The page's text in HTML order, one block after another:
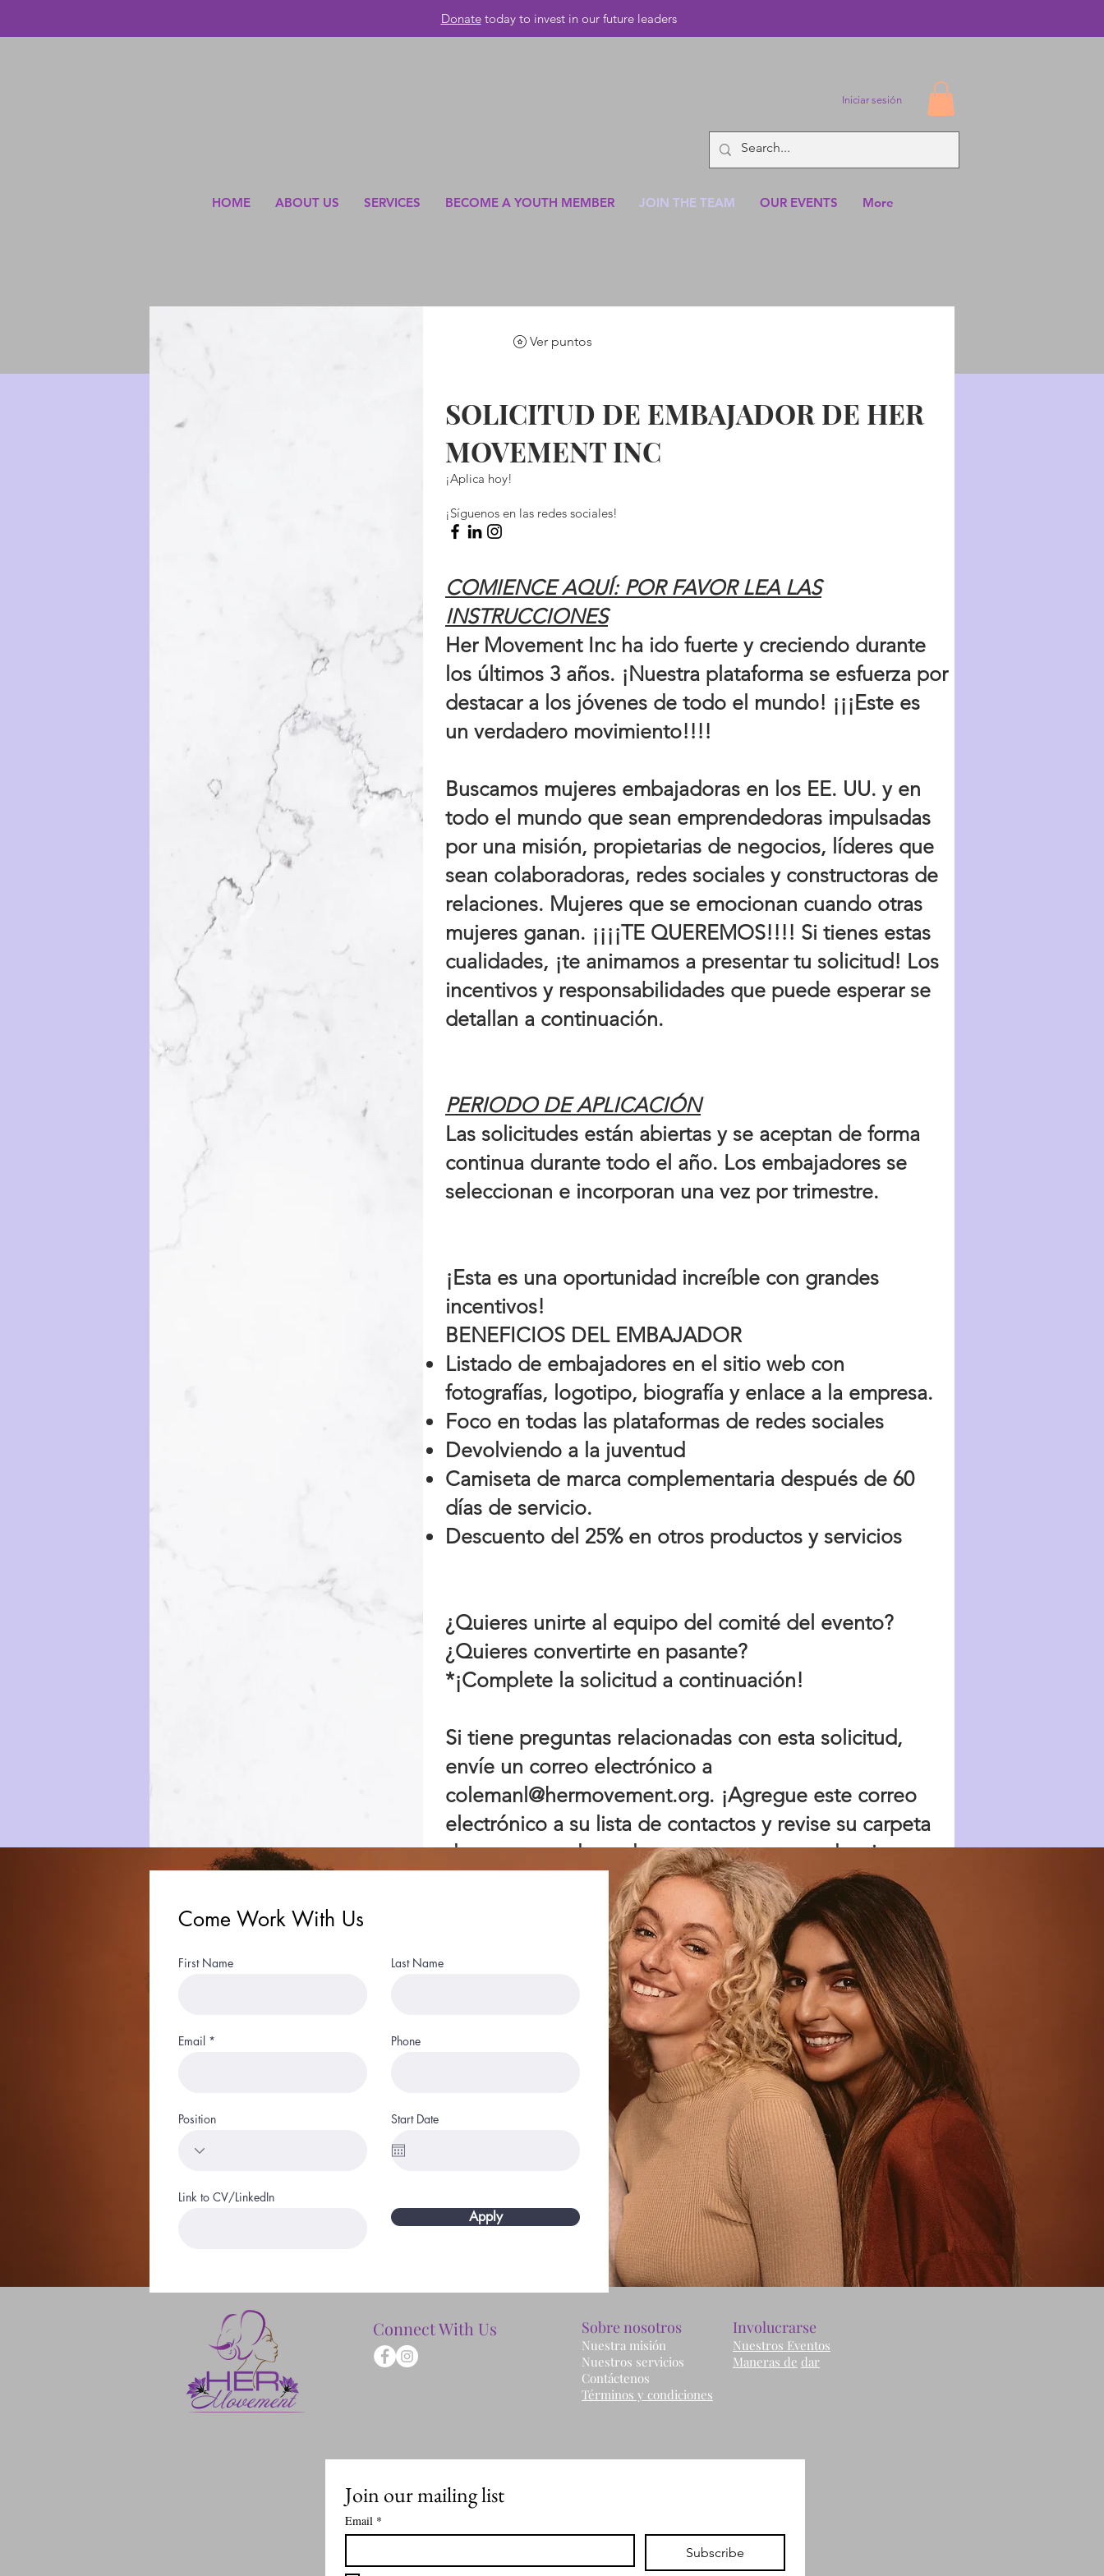
Donatetoday to invest in our future leaders
Iniciar sesión
HOME ABOUT US SERVICES BECOME A YOUTH MEMBER JOIN THE TEAM OUR EVENTS More
Ver puntos
SOLICITUD DE EMBAJADOR DE HER
MOVEMENT INC
¡Aplica hoy!
¡Síguenos en las redes sociales!
COMIENCE AQUÍ: POR FAVOR LEA LAS
INSTRUCCIONES
Her Movement Inc ha ido fuerte y creciendo durante
los últimos 3 años. ¡Nuestra plataforma se esfuerza por
destacar a los jóvenes de todo el mundo! ¡¡¡Este es
un verdadero movimiento!!!!
Buscamos mujeres embajadoras en los EE. UU. y en
todo el mundo que sean emprendedoras impulsadas
por una misión, propietarias de negocios, líderes que
sean colaboradoras, redes sociales y constructoras de
relaciones. Mujeres que se emocionan cuando otras
mujeres ganan. ¡¡¡¡TE QUEREMOS!!!! Si tienes estas
cualidades, ¡te animamos a presentar tu solicitud! Los
incentivos y responsabilidades que puede esperar se
detallan a continuación.
PERIODO DE APLICACIÓN
Las solicitudes están abiertas y se aceptan de forma
continua durante todo el año. Los embajadores se
seleccionan e incorporan una vez por trimestre.
¡Esta es una oportunidad increíble con grandes
incentivos!
BENEFICIOS DEL EMBAJADOR
Listado de embajadores en el sitio web con
fotografías, logotipo, biografía y enlace a la empresa.
Foco en todas las plataformas de redes sociales
Devolviendo a la juventud
Camiseta de marca complementaria después de 60
días de servicio.
Descuento del 25% en otros productos y servicios
¿Quieres unirte al equipo del comité del evento?
¿Quieres convertirte en pasante?
*¡Complete la solicitud a continuación!
Si tiene preguntas relacionadas con esta solicitud,
envíe un correo electrónico a
colemanl@hermovement.org. ¡Agregue este correo
electrónico a su lista de contactos y revise su carpeta
de correo no deseado para ver correspondencia
relacionada con el estado de su solicitud, selección e
Come Work With Us
First Name Last Name
Email Phone
Position Start Date
Link to CV/LinkedIn
Apply
Connect With Us Sobre nosotros
Nuestra misión
Nuestros servicios
Contáctenos
Términos y condiciones
Involucrarse
Nuestros Eventos
Maneras de dar
Join our mailing list
Email *
Subscribe